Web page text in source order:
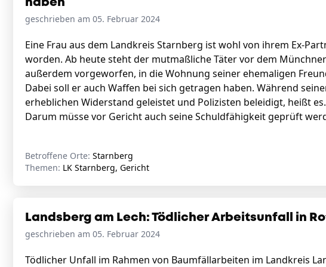
haben
geschrieben am 05. Februar 2024
Eine Frau aus dem Landkreis Starnberg ist wohl von ihrem Ex-
worden. Ab heute steht der mutmaßliche Täter vor dem
außerdem vorgeworfen, in die Wohnung seiner ehemaligen
Dabei soll er auch Waffen bei sich getragen haben. Während
erheblichen Widerstand geleistet und Polizisten beleidigt, heißt
Darum müsse vor Gericht auch seine Schuldfähigkeit geprüft
Betroffene Orte: Starnberg
Themen: LK Starnberg, Gericht
Landsberg am Lech: Tödlicher Arbeitsunfall in
geschrieben am 05. Februar 2024
Tödlicher Unfall im Rahmen von Baumfällarbeiten im Landkreis